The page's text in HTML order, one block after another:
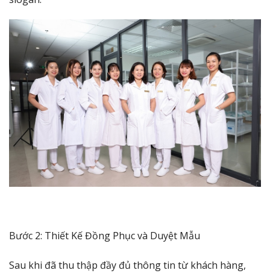
Bước 2: Thiết Kế Đồng Phục và Duyệt Mẫu
Sau khi đã thu thập đầy đủ thông tin từ khách hàng,